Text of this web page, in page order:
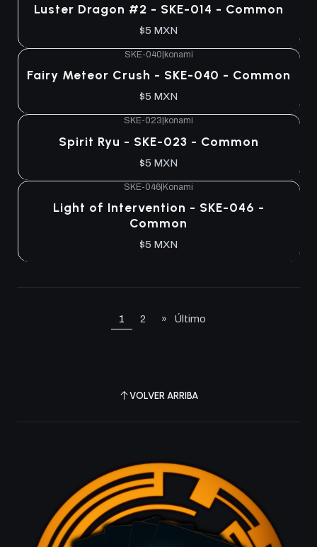
Luster Dragon #2 - SKE-014 - Common
$5 MXN
SKE-040 konami
Fairy Meteor Crush - SKE-040 - Common
$5 MXN
SKE-023 konami
Spirit Ryu - SKE-023 - Common
$5 MXN
SKE-046|Konami
Light of Intervention - SKE-046 -
Common
$5 MXN
1 2 » Último
VOLVER ARRIBA